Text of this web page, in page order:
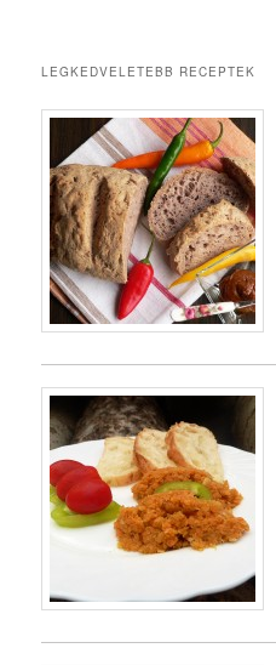
LEGKEDVELETEBB RECEPTEK